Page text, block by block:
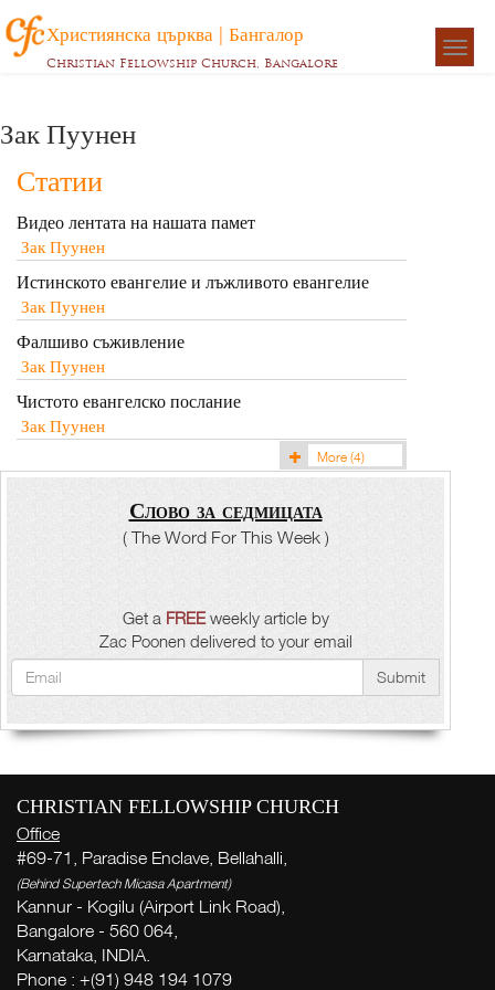
Християнска църква | Бангалор
Christian Fellowship Church, Bangalore
Зак Пуунен
Статии
Видео лентата на нашата памет
Зак Пуунен
Истинското евангелие и лъжливото евангелие
Зак Пуунен
Фалшиво съживление
Зак Пуунен
Чистото евангелско послание
Зак Пуунен
More (4)
Слово за седмицата
( The Word For This Week )
Get a FREEweekly article by
Zac Poonen delivered to your email
Submit
CHRISTIAN FELLOWSHIP CHURCH
Office
#69-71, Paradise Enclave, Bellahalli,
(Behind Supertech Micasa Apartment)
Kannur - Kogilu (Airport Link Road),
Bangalore - 560 064,
Karnataka, INDIA.
Phone : +(91) 948 194 1079